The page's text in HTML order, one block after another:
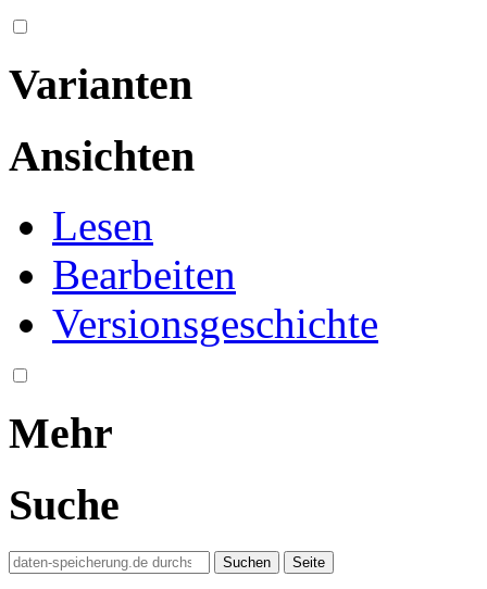
Varianten
Ansichten
Lesen
Bearbeiten
Versionsgeschichte
Mehr
Suche